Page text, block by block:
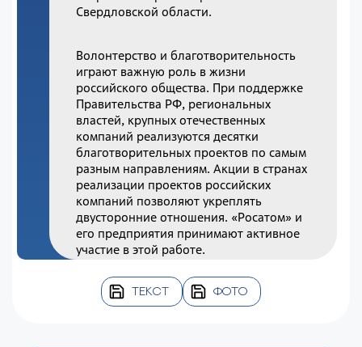
Свердловской области.
Волонтерство и благотворительность
играют важную роль в жизни
российского общества. При поддержке
Правительства РФ, региональных
властей, крупных отечественных
компаний реализуются десятки
благотворительных проектов по самым
разным направлениям. Акции в странах
реализации проектов российских
компаний позволяют укреплять
двусторонние отношения. «Росатом» и
его предприятия принимают активное
участие в этой работе.
ТЕКСТ ФОТО